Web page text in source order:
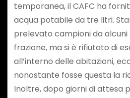
temporanea, il CAFC ha
acqua potabile da tre litri.
prelevato campioni da
frazione, ma si è rifiutato di
all’interno delle abitazioni,
nonostante fosse questa la
Inoltre, dopo giorni di attesa